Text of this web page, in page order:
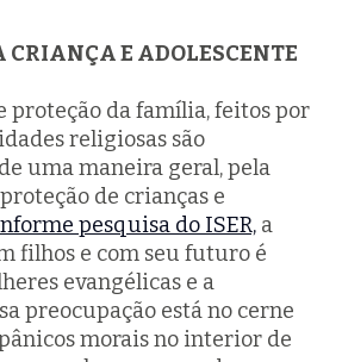
CRIANÇA E ADOLESCENTE
proteção da família, feitos por
religiosas são
uma maneira geral, pela
de crianças e
pesquisa do ISER, a
filhos e com seu futuro é
evangélicas e a
preocupação está no cerne
morais no interior de